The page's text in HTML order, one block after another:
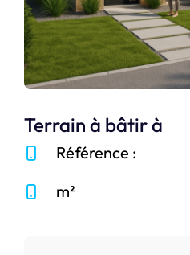
Terrain à bâtir à
Référence :
m²